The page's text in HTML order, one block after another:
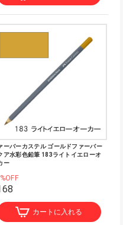
ーバーカステル ゴールドファーバー
ア水彩色鉛筆 183ライトイエローオ
ー
カートに入れる